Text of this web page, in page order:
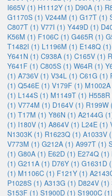
I665V (1) H1112Y (1) D90A (1)
G1170S (1) V244M (1) G17T (1)
C807T (1) V77I (1) Y449D (1)
K56M (1) F106C (1) G465R (1)
T1482I (1) L1196M (1) E148Q (1)
Y641N (1) C938A (1) C165V (1)
Y641F (1) C805S (1) W64R (1)
(1) A736V (1) V34L (1) C61G (1)
(1) Q546E (1) V179F (1)
(1) L144S (1) M1149T (1) H558R
(1) V774M (1) D164V (1) R199W
(1) T17M (1) Y86N (1) A2144G
(1) I180V (1) A864V (1) L24E (1)
N1303K (1) R1623Q (1) A1033V
V773M (1) G212A (1) A997T (1)
(1) G80A (1) E62D (1) E274Q (1)
(1) G211A (1) D76Y (1) G1631D
(1) M1106C (1) F121Y (1)
P1028S (1) A313G (1) D824V (1)
S153F (1) S1900D (1) S1900C (1)